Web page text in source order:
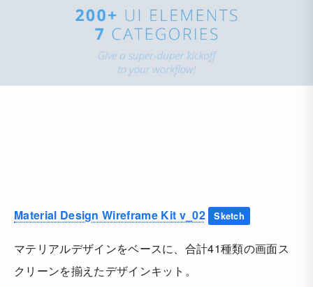
Material Design Wireframe Kit v_02 Sketch
マテリアルデザインをベースに、合計41種類の画面ス
クリーンを揃えたデザインキット。